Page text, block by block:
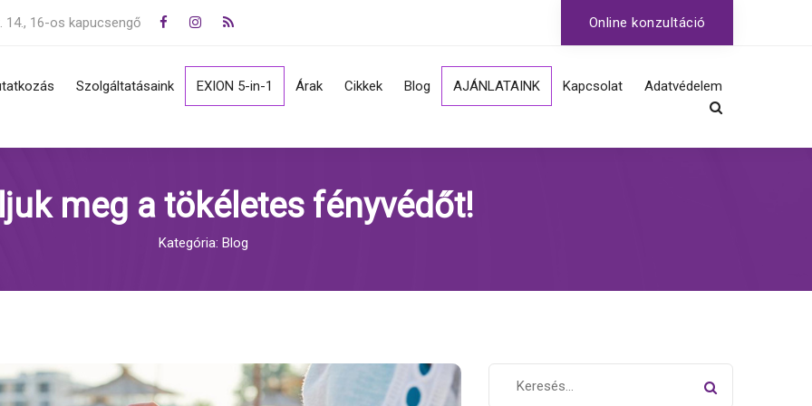
14., 16-os kapucsengő Online konzultáció
Szolgáltatásaink
melanoma, basalioma
(szemölcsök,
eltávolítása
Zsírkorrekció, cryo lipolizis,
Rádiófrekvencia, IPL
Frakcionált lézeres
Bőrfiatalítás, szálazás,
Tetoválás és pigmentfolt
eltüntetés
Fertőzések, nemi
HPV szűrés, oltás
EXION 5-in-1 Árak Cikkek Blog AJÁNLATAINK Kapcsolat Adatvédelem
meg a tökéletes fényvédőt!
Kategória: Blog